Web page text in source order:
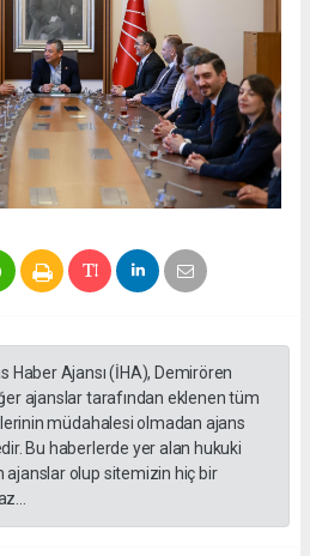
Haber Ajansı (İHA), Demirören
ajanslar tarafından eklenen tüm
müdahalesi olmadan ajans
Bu haberlerde yer alan hukuki
olup sitemizin hiç bir